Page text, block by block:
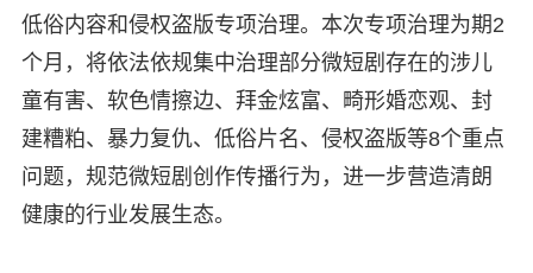
低俗内容和侵权盗版专项治理。本次专项治理为期2
个月，将依法依规集中治理部分微短剧存在的涉儿
童有害、软色情擦边、拜金炫富、畸形婚恋观、封
建糟粕、暴力复仇、低俗片名、侵权盗版等8个重点
问题，规范微短剧创作传播行为，进一步营造清朗
健康的行业发展生态。